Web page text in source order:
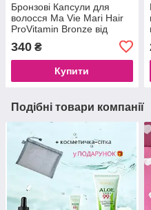
Бронзові Капсули для
волосся Ma Vie Mari Hair
ProVitamin Bronze від
340 ₴
Купити
Подібні товари компанії